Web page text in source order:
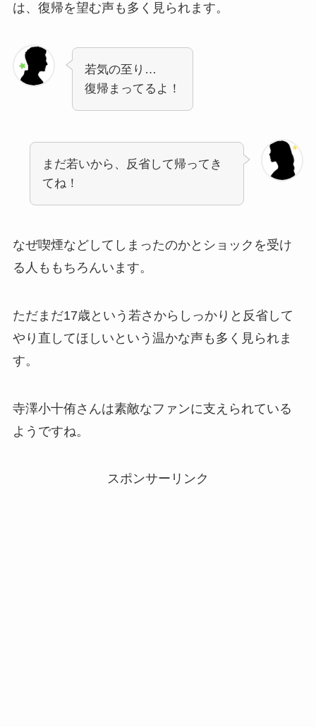
は、復帰を望む声も多く見られます。
若気の至り…
復帰まってるよ！
まだ若いから、反省して帰ってき
てね！
なぜ喫煙などしてしまったのかとショックを受け
る人ももちろんいます。
ただまだ17歳という若さからしっかりと反省して
やり直してほしいという温かな声も多く見られま
す。
寺澤小十侑さんは素敵なファンに支えられている
ようですね。
スポンサーリンク